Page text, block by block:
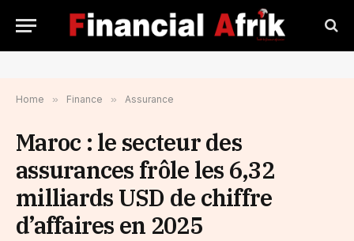
Home » Finance » Assurance
Maroc : le secteur des
assurances frôle les 6,32
milliards USD de chiffre
d’affaires en 2025